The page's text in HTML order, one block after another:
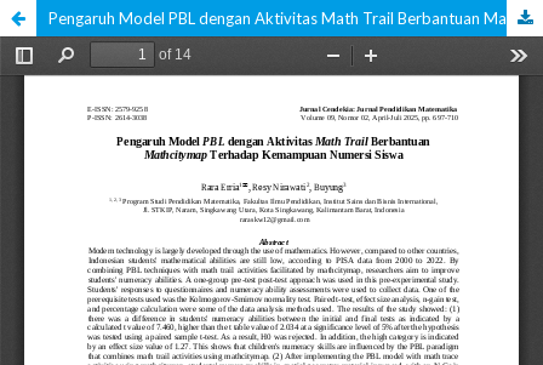
Pengaruh Model PBL dengan Aktivitas Math Trail Berbantuan Mathcitymap Terhadap Kemampuan Numersi Siswa